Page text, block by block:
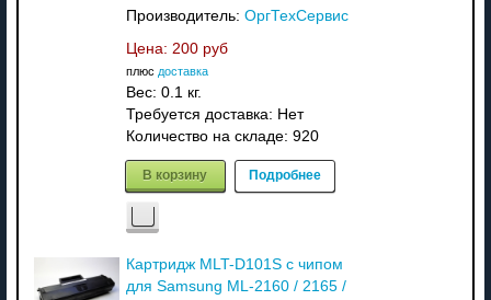
Производитель: ОргТехСервис
Цена: 200 руб
плюс доставка
Вес: 0.1 кг.
Требуется доставка: Нет
Количество на складе: 920
В корзину Подробнее
Картридж MLT-D101S с чипом
для Samsung ML-2160 / 2165 /